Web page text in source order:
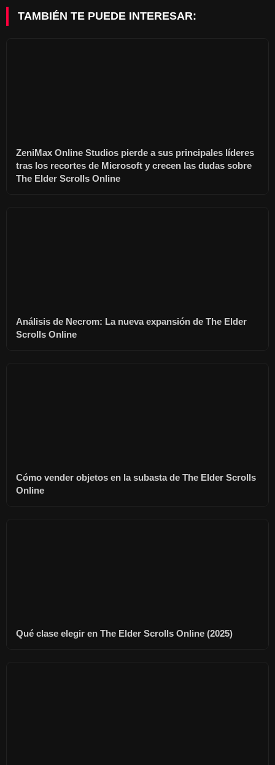
TAMBIÉN TE PUEDE INTERESAR:
ZeniMax Online Studios pierde a sus principales líderes
tras los recortes de Microsoft y crecen las dudas sobre
The Elder Scrolls Online
Análisis de Necrom: La nueva expansión de The Elder
Scrolls Online
Cómo vender objetos en la subasta de The Elder Scrolls
Online
Qué clase elegir en The Elder Scrolls Online (2025)